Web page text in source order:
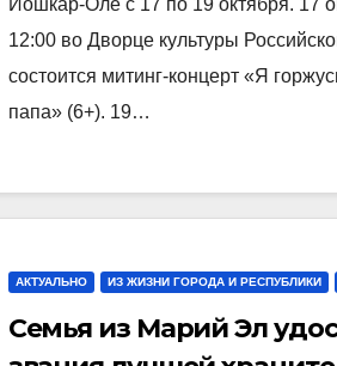
12:00 во Дворце культуры
состоится митинг-концерт «Я
папа» (6+). 19…
АКТУАЛЬНО ИЗ ЖИЗНИ ГОРОДА И РЕСПУБЛИКИ
Семья из Марий Эл